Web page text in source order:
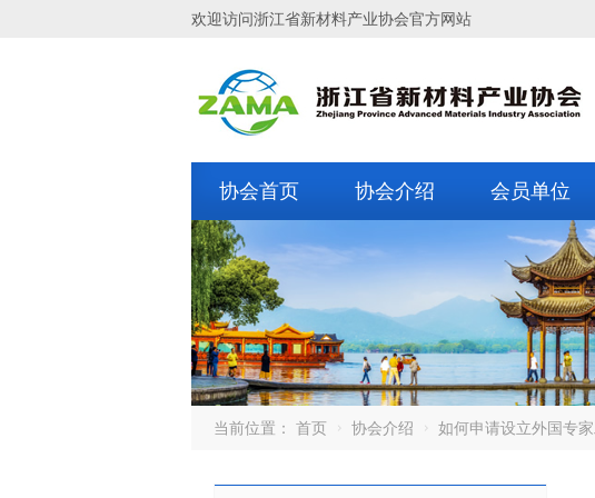
欢迎访问浙江省新材料产业协会官方网站
协会首页 协会介绍 会员单位
当前位置： 首页 协会介绍 如何申请设立外国专